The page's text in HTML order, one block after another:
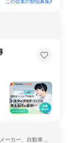
この企業の類似募集
ーカー、自動車・